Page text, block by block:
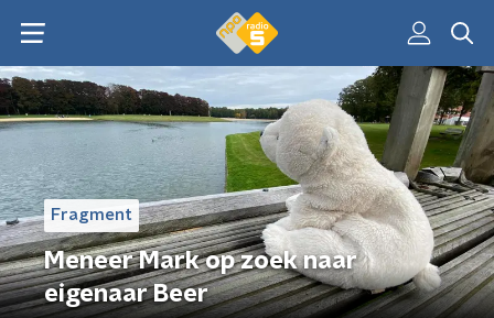
Fragment
Meneer Mark op zoek naar
eigenaar Beer